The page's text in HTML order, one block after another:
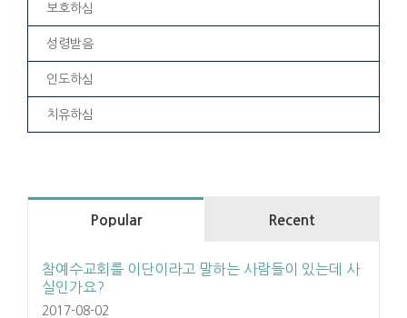
보호하심
성령받음
인도하심
치유하심
Popular Recent
참예수교회를 이단이라고 말하는 사람들이 있는데 사
실인가요?
2017-08-02